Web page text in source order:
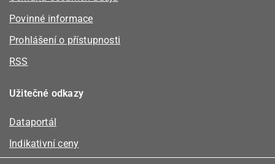
Povinné informace
Prohlášení o přístupnosti
RSS
Užitečné odkazy
Dataportál
Indikativní ceny